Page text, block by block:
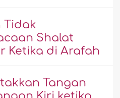
Tidak
Shalat
Ketika di Arafah
Tangan